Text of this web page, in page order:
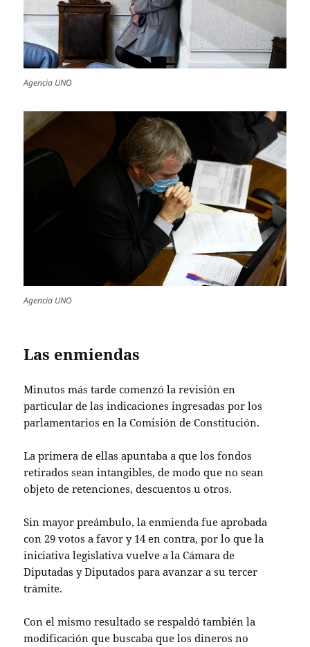
Agencia UNO
Agencia UNO
Las enmiendas
Minutos más tarde comenzó la revisión en
particular de las indicaciones ingresadas por los
parlamentarios en la Comisión de Constitución.
La primera de ellas apuntaba a que los fondos
retirados sean intangibles, de modo que no sean
objeto de retenciones, descuentos u otros.
Sin mayor preámbulo, la enmienda fue aprobada
con 29 votos a favor y 14 en contra, por lo que la
iniciativa legislativa vuelve a la Cámara de
Diputadas y Diputados para avanzar a su tercer
trámite.
Con el mismo resultado se respaldó también la
modificación que buscaba que los dineros no